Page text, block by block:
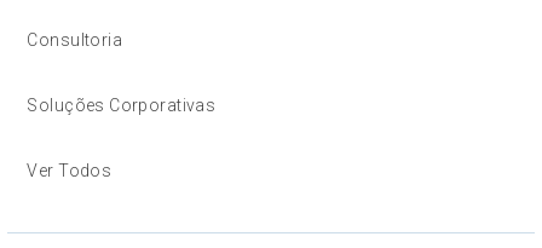
Consultoria
Soluções Corporativas
Ver Todos